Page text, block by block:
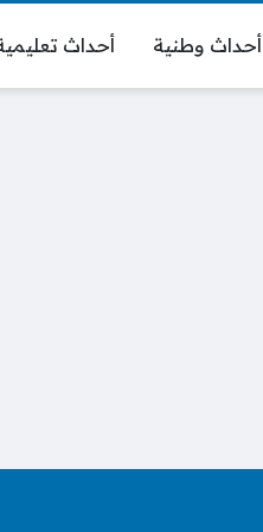
أحداث وطنية أحداث